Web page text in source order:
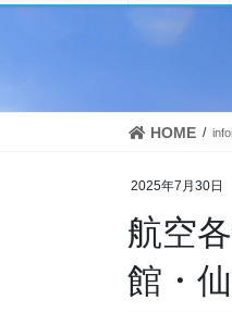
動
HOME
2025年7月30日
航空
館・